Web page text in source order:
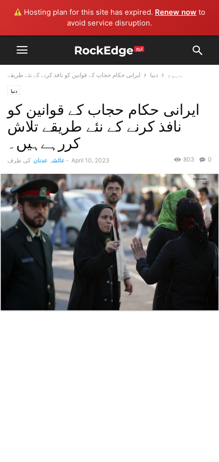
Hosting plan for this site has expired. Renew now to
avoid service disruption.
ہوم دنیا ایرانی حکام حجاب کے قوانین کو نافذ کرنے کے نئے طریقے...
دنیا
ایرانی حکام حجاب کے قوانین کو
نافذ کرنے کے نئے طریقے تلاش
کررہےہیں۔
کی طرف عائشہ عدنان - April 10, 2023 0
803